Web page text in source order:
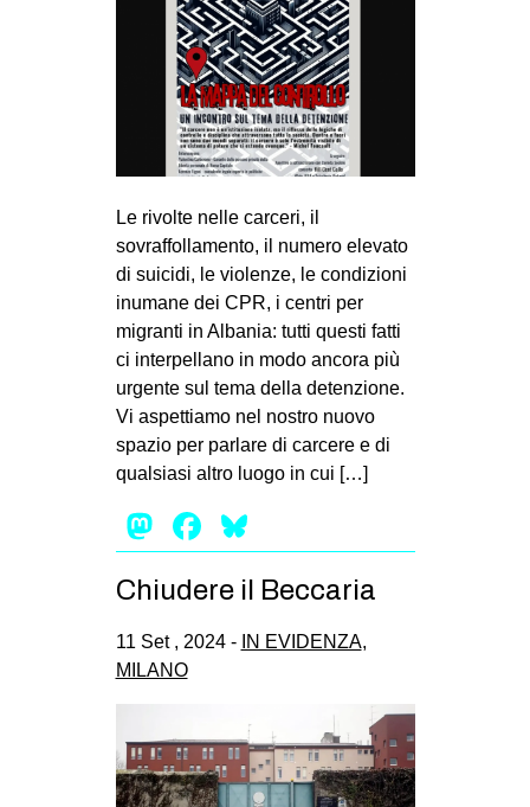
MANIFESTI
MUSICA
RECENSIONI
INTERNAZIONALE
AMERICHE
ESTREMO ORIENTE
EUROPA
MEDIO ORIENTE
MONDO
EVENTI
tw
bsky
SEARCH
Le rivolte nelle carceri, il
sovraffollamento, il numero elevato
di suicidi, le violenze, le condizioni
inumane dei CPR, i centri per
migranti in Albania: tutti questi fatti
ci interpellano in modo ancora più
urgente sul tema della detenzione.
Vi aspettiamo nel nostro nuovo
spazio per parlare di carcere e di
qualsiasi altro luogo in cui […]
Mastodon
Facebook
Chiudere il Beccaria
11 Set , 2024 - IN EVIDENZA,
MILANO